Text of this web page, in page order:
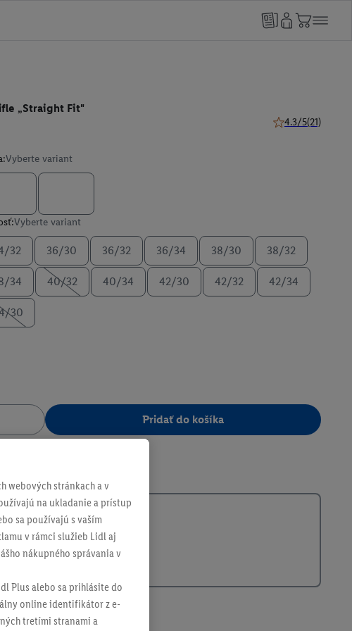
„Straight Fit"
4.3/5(21)
Vyberte variant
Vyberte variant
32 36/30 36/32 36/34 38/30 38/32
34 40/32 40/34 42/30 42/32 42/34
30
Pridať do košíka
webových stránkach a v
na ukladanie a prístup
sa používajú s vaším
v rámci služieb Lidl aj
nákupného správania v
Plus alebo sa prihlásite do
online identifikátor z e-
tretími stranami a